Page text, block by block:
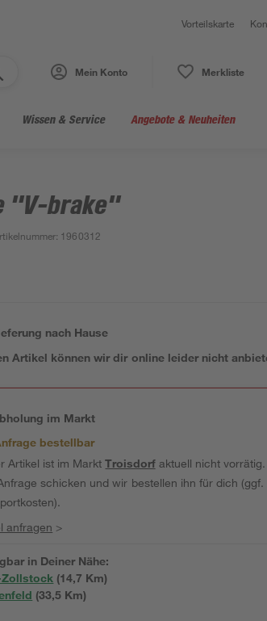
Vorteilskarte
Mein Konto Merkliste
Wissen & Service Angebote & Neuheiten
"V-brake"
: 1960312
nach Hause
Artikel können wir dir online leider nicht
im Markt
bestellbar
Artikel ist im MarktTroisdorfaktuell nicht
schicken und wir bestellen ihn für dich (ggf.
anfragen >
in Deiner Nähe:
(14,7 Km)
(33,5 Km)